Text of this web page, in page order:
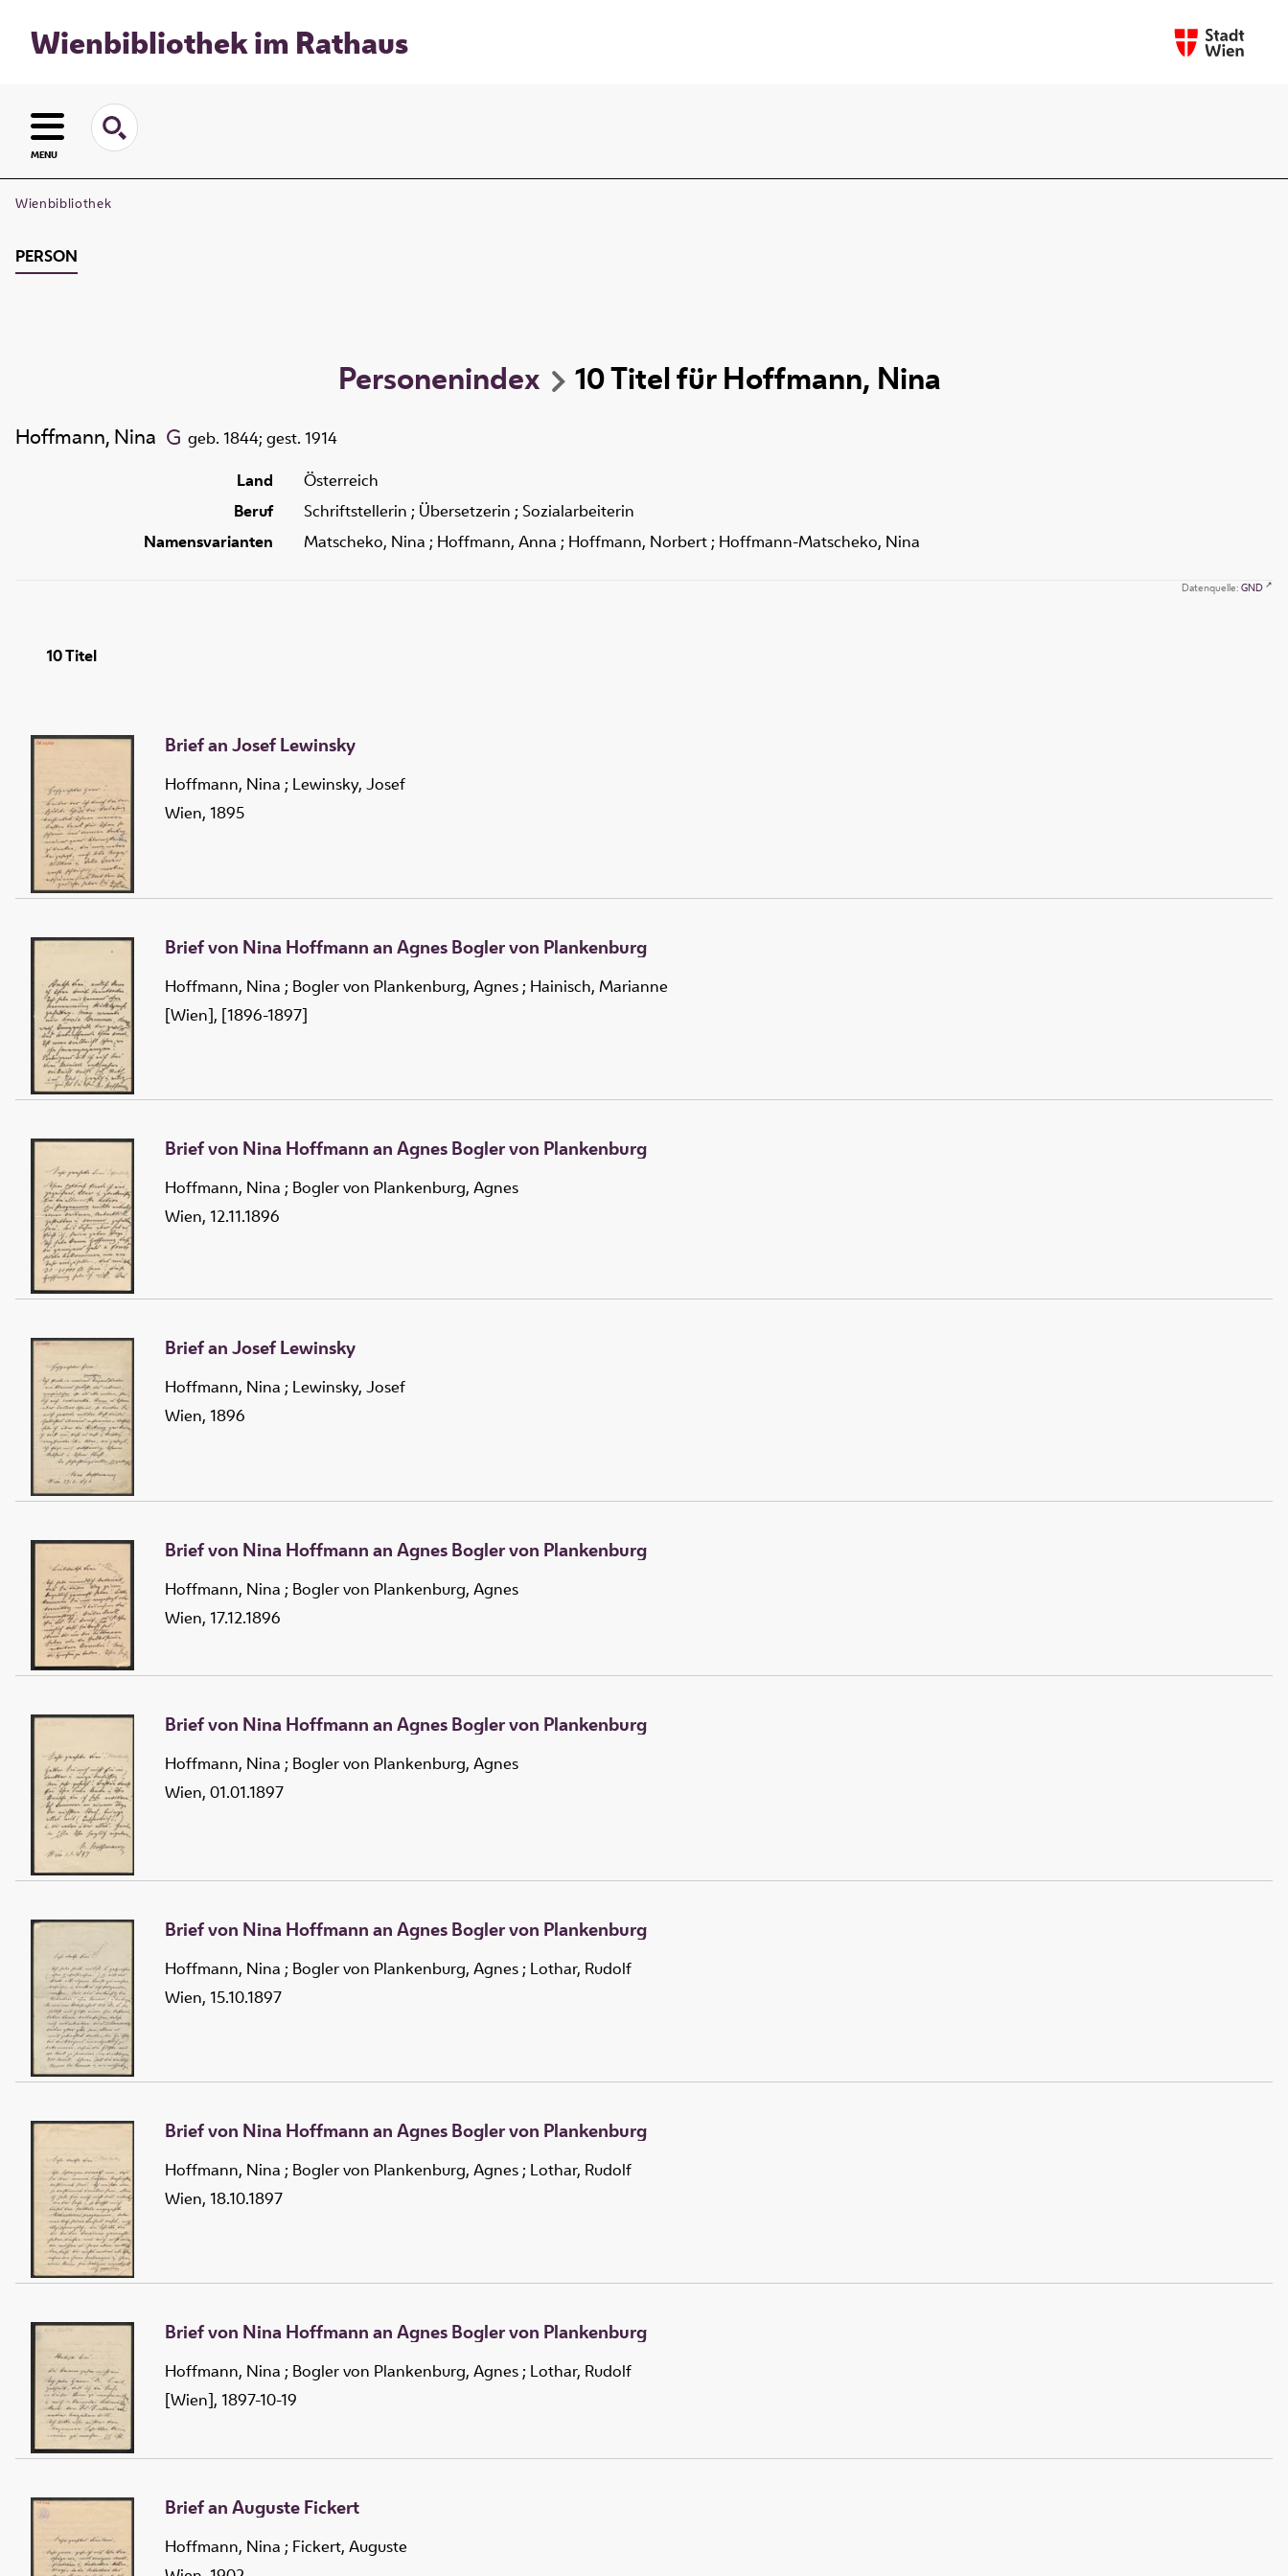
Wienbibliothek im Rathaus
MENU
Wienbibliothek
PERSON
Personenindex 10TitelfürHoffmann, Nina
Hoffmann, Nina
geb. 1844; gest. 1914
Land
Österreich
Beruf
Schriftstellerin ; Übersetzerin ; Sozialarbeiterin
Namensvarianten
Matscheko, Nina ; Hoffmann, Anna ; Hoffmann, Norbert ; Hoffmann-Matscheko, Nina
Datenquelle: GND
10Titel
Brief an Josef Lewinsky
Hoffmann, Nina ; Lewinsky, Josef
Wien, 1895
Brief von Nina Hoffmann an Agnes Bogler von Plankenburg
Hoffmann, Nina ; Bogler von Plankenburg, Agnes ; Hainisch, Marianne
[Wien], [1896-1897]
Brief von Nina Hoffmann an Agnes Bogler von Plankenburg
Hoffmann, Nina ; Bogler von Plankenburg, Agnes
Wien, 12.11.1896
Brief an Josef Lewinsky
Hoffmann, Nina ; Lewinsky, Josef
Wien, 1896
Brief von Nina Hoffmann an Agnes Bogler von Plankenburg
Hoffmann, Nina ; Bogler von Plankenburg, Agnes
Wien, 17.12.1896
Brief von Nina Hoffmann an Agnes Bogler von Plankenburg
Hoffmann, Nina ; Bogler von Plankenburg, Agnes
Wien, 01.01.1897
Brief von Nina Hoffmann an Agnes Bogler von Plankenburg
Hoffmann, Nina ; Bogler von Plankenburg, Agnes ; Lothar, Rudolf
Wien, 15.10.1897
Brief von Nina Hoffmann an Agnes Bogler von Plankenburg
Hoffmann, Nina ; Bogler von Plankenburg, Agnes ; Lothar, Rudolf
Wien, 18.10.1897
Brief von Nina Hoffmann an Agnes Bogler von Plankenburg
Hoffmann, Nina ; Bogler von Plankenburg, Agnes ; Lothar, Rudolf
[Wien], 1897-10-19
Brief an Auguste Fickert
Hoffmann, Nina ; Fickert, Auguste